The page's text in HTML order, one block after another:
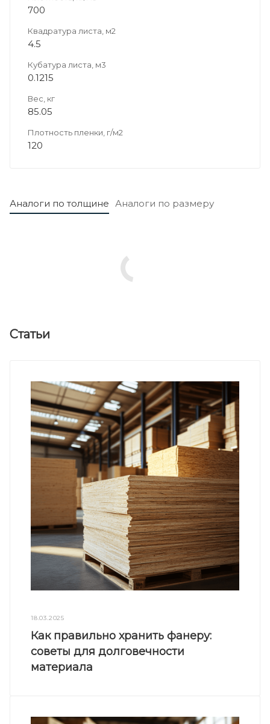
700
Квадратура листа, м2
4.5
Кубатура листа, м3
0.1215
Вес, кг
85.05
Плотность пленки, г/м2
120
Аналоги по толщине Аналоги по размеру
Статьи
18.03.2025
Как правильно хранить фанеру:
советы для долговечности
материала